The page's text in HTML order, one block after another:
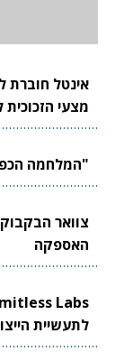
אינטל חוברת
מצעי
"המלחמה הכפילה פי 5 את שוק
האספקה
לתעשיית